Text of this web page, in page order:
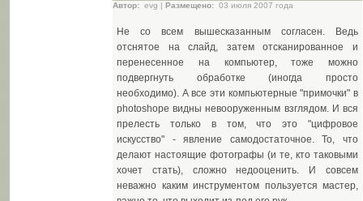
Автор: evg | Размещено: 03 июля 2007 года
Не со всем вышесказанным согласен. Ведь
отснятое на слайд, затем отсканированное и
перенесенное на компьютер, тоже можно
подвергнуть обработке (иногда просто
необходимо). А все эти компьютерные "примочки" в
photoshope видны невооруженным взглядом. И вся
прелесть только в том, что это "цифровое
искусство" - явление самодостаточное. То, что
делают настоящие фотографы (и те, кто таковыми
хочет стать), сложно недооценить. И совсем
неважно каким инструментом пользуется мастер,